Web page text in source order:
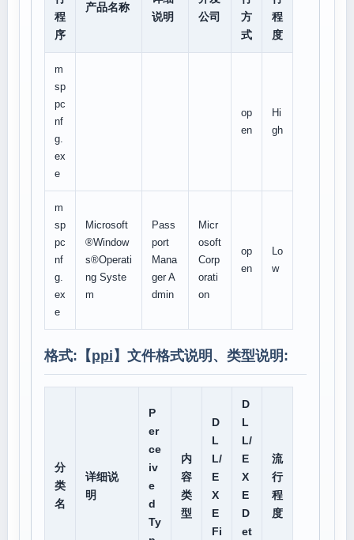
程
序
产品名称
说明
公司
方
式
程
度
m
sp
pc
nf
g.
ex
e
op
en
Hi
gh
m
sp
pc
nf
g.
ex
e
Microsoft
®Window
s®Operati
ng Syste
m
Pass
port
Mana
ger A
dmin
Micr
osoft
Corp
orati
on
op
en
Lo
w
格式:【ppi 】文件格式说明、类型说明:
分
类
名
详细说
明
P
er
ce
iv
e
d
Ty
内
容
类
型
D
L
L/
E
X
E
Fi
D
L
L/
E
X
E
D
et
流
行
程
度